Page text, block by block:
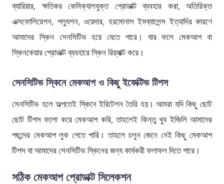
ব্যারিয়ার, ক্ষতিকর কেমিক্যালযুক্ত প্রোডাক্ট ব্যবহার করা, অতিরিক্ত
এক্সফোলিয়েশন, পল্যুশন, ওয়েদার, হরমোনাল ইমব্যালেন্স ইত্যাদির কারণে
আমাদের স্কিন সেনসিটিভ হয়ে যেতে পারে। যার ফলে মেকআপ বা
স্কিনকেয়ার প্রোডাক্ট ব্যবহারে স্কিন রিয়্যাক্ট করে।
সেনসিটিভ স্কিনে মেকআপ ও কিছু ইফেক্টিভ টিপস
সেনসিটিভ হলে অল্পতেই স্কিনে ইরিটেশন তৈরি হয়। আমরা যদি কিছু ছোট
ছোট টিপস ফলো করে মেকআপ করি, তাহলেই কিন্তু খুব ইজিলি আমাদের
পছন্দের মেকআপ লুক পেতে পারি। তাহলে চলুন জেনে নেই কিছু মেকআপ
টিপস যা আমাদের সেনসিটিভ স্কিনের জন্য কার্যকরী ফলাফল দিতে পারে।
সঠিক মেকআপ প্রোডাক্ট সিলেকশন